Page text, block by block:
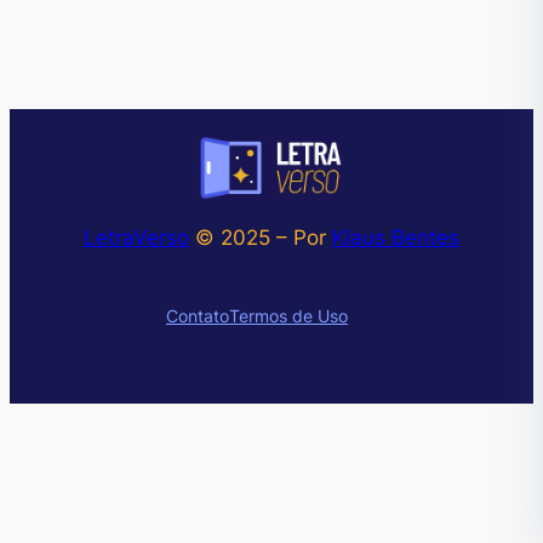
LetraVerso © 2025 – Por Klaus Bentes
ContatoTermos de UsoInstagram